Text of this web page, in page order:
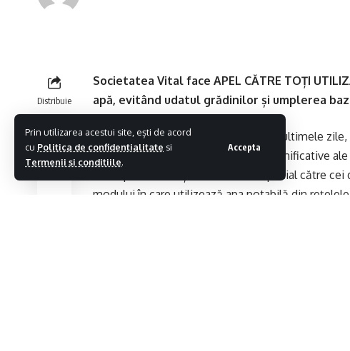
Prin utilizarea acestui site, ești de acord
cu Politica de confidentialitate si
Termenii si conditiile.
Accepta
Distribuie
Societatea Vital face APEL CĂTRE TOȚI
apă, evitând udatul grădinilor și umplerea
Din cauza temperaturilor ridicate din ultimele
Maramureș înregistrează creșteri semnificative
face apel către toți utilizatorii, în special către
modului în care utilizează apa potabilă din